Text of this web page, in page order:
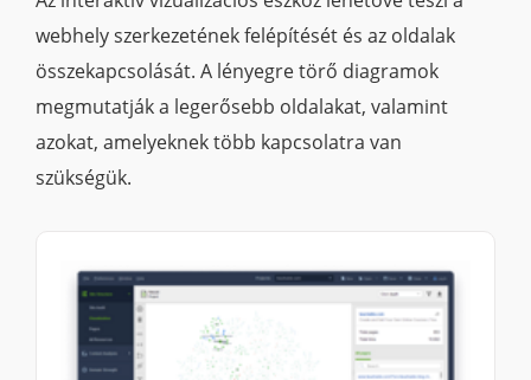
webhely szerkezetének felépítését és az oldalak
összekapcsolását. A lényegre törő diagramok
megmutatják a legerősebb oldalakat, valamint
azokat, amelyeknek több kapcsolatra van
szükségük.